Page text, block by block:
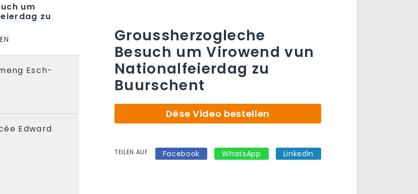
um
zu
Esch-
Edward
Groussherzogleche
Besuch um Virowend vun
Nationalfeierdag zu
Buurschent
Dëse Video bestellen
TEILEN AUF Facebook WhatsApp LinkedIn